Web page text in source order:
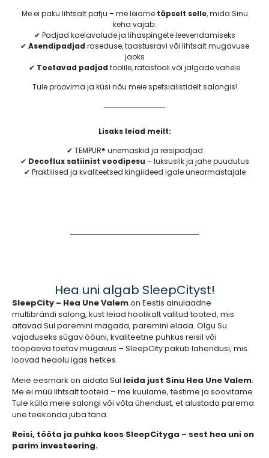
Me ei paku lihtsalt patju – me leiame täpselt selle, mida Sinu
keha vajab:
✔ Padjad kaelavalude ja lihaspingete leevendamiseks
✔ Asendipadjad raseduse, taastusravi või lihtsalt mugavuse
jaoks
✔ Toetavad padjad toolile, ratastooli või jalgade vahele
Tule proovima ja küsi nõu meie spetsialistidelt salongis!
Lisaks leiad meilt:
✔ TEMPUR® unemaskid ja reisipadjad
✔ Decoflux satiinist voodipesu – luksuslik ja jahe puudutus
✔ Praktilised ja kvaliteetsed kingiideed igale unearmastajale
Hea uni algab SleepCityst!
SleepCity – Hea Une Valemon Eestis ainulaadne
multibrändi salong, kust leiad hoolikalt valitud tooted, mis
aitavad Sul paremini magada, paremini elada. Olgu Su
vajaduseks sügav ööuni, kvaliteetne puhkus reisil või
tööpäeva toetav mugavus – SleepCity pakub lahendusi, mis
loovad heaolu igas hetkes.
Meie eesmärk on aidata Sul leida just Sinu Hea Une Valem.
Me ei müü lihtsalt tooteid – me kuulame, testime ja soovitame.
Tule külla meie salongi või võta ühendust, et alustada parema
une teekonda juba täna.
Reisi, tööta ja puhka koos SleepCityga – sest hea uni on
parim investeering.